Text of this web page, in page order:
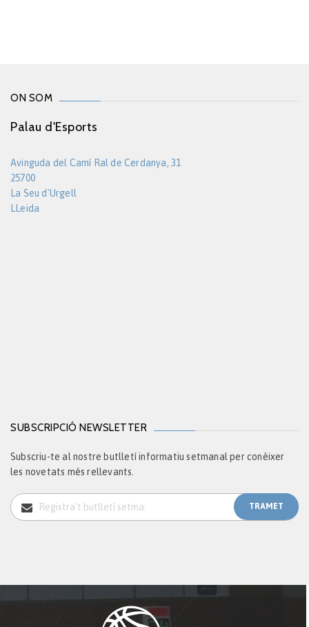
ON SOM
Palau d'Esports
Avinguda del Camí Ral de Cerdanya, 31
25700
La Seu d'Urgell
LLeida
SUBSCRIPCIÓ NEWSLETTER
Subscriu-te al nostre butlletí informatiu setmanal per conèixer
les novetats més rellevants.